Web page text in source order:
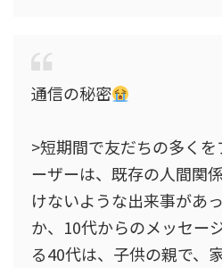
通信の秘密
>短期間で友だちの多く
ーザーは、既存の人間関
けないような出来事があ
か、10代からのメッセー
る40代は、子供の親で、